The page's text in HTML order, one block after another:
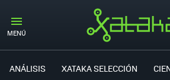
MENÚ
ANÁLISIS XATAKA SELECCIÓN